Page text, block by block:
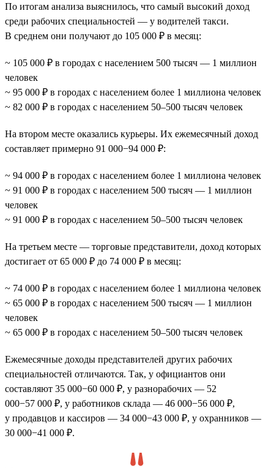
По итогам анализа выяснилось, что самый высокий доход
среди рабочих специальностей — у водителей такси.
В среднем они получают до 105 000 ₽ в месяц:
~ 105 000 ₽ в городах с населением 500 тысяч — 1 миллион
человек
~ 95 000 ₽ в городах с населением более 1 миллиона человек
~ 82 000 ₽ в городах с населением 50–500 тысяч человек
На втором месте оказались курьеры. Их ежемесячный доход
составляет примерно 91 000−94 000 ₽:
~ 94 000 ₽ в городах с населением более 1 миллиона человек
~ 91 000 ₽ в городах с населением 500 тысяч — 1 миллион
человек
~ 91 000 ₽ в городах с населением 50–500 тысяч человек
На третьем месте — торговые представители, доход которых
достигает от 65 000 ₽ до 74 000 ₽ в месяц:
~ 74 000 ₽ в городах с населением более 1 миллиона человек
~ 65 000 ₽ в городах с населением 500 тысяч — 1 миллион
человек
~ 65 000 ₽ в городах с населением 50–500 тысяч человек
Ежемесячные доходы представителей других рабочих
специальностей отличаются. Так, у официантов они
составляют 35 000−60 000 ₽, у разнорабочих — 52
000−57 000 ₽, у работников склада — 46 000−56 000 ₽,
у продавцов и кассиров — 34 000−43 000 ₽, у охранников —
30 000−41 000 ₽.